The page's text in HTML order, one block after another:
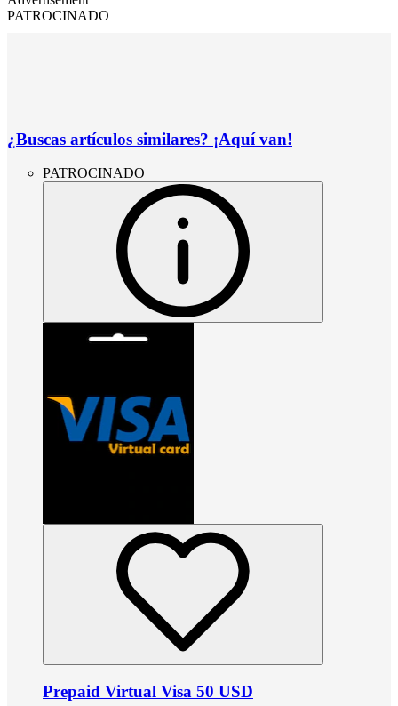
PATROCINADO
¿Buscas artículos similares? ¡Aquí van!
PATROCINADO
Prepaid Virtual Visa 50 USD